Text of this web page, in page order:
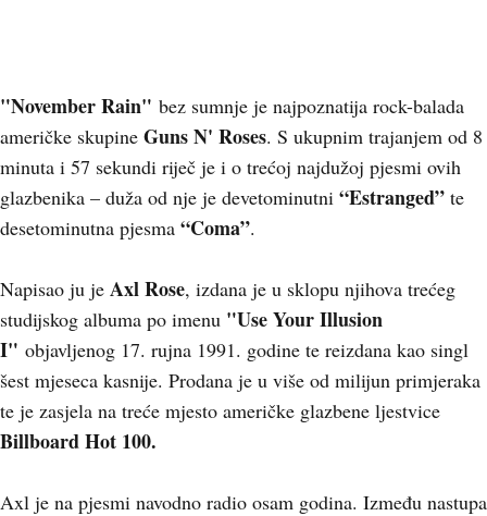
"November Rain" bez sumnje je najpoznatija rock-balada
američke skupine Guns N' Roses. S ukupnim trajanjem od 8
minuta i 57 sekundi riječ je i o trećoj najdužoj pjesmi ovih
glazbenika – duža od nje je devetominutni “Estranged” te
desetominutna pjesma “Coma”.
Napisao ju je Axl Rose, izdana je u sklopu njihova trećeg
studijskog albuma po imenu "Use Your Illusion
I" objavljenog 17. rujna 1991. godine te reizdana kao singl
šest mjeseca kasnije. Prodana je u više od milijun primjeraka
te je zasjela na treće mjesto američke glazbene ljestvice
Billboard Hot 100.
Axl je na pjesmi navodno radio osam godina. Između nastupa